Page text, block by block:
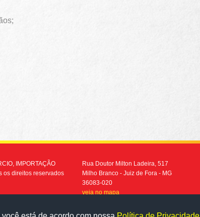
IMPORTAÇÃO
os direitos reservados
Rua Doutor Milton Ladeira, 517
Milho Branco - Juiz de Fora - MG
36083-020
veja no mapa